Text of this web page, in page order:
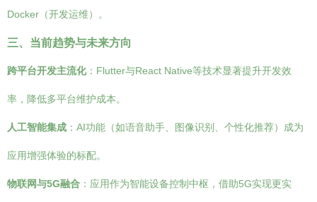
Docker（开发运维）。
三、当前趋势与未来方向
跨平台开发主流化：Flutter与React Native等技术显著提升开发效
率，降低多平台维护成本。
人工智能集成 ：AI功能（如语音助手、图像识别、个性化推荐）成为
应用增强体验的标配。
物联网与5G融合 ：应用作为智能设备控制中枢，借助5G实现更实